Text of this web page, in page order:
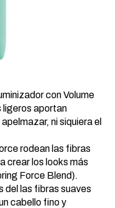
con Volume
aportan
ni siquiera el
rodean las fibras
crear los looks más
Force Blend).
del las fibras suaves
cabello fino y